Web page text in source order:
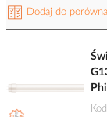
Dodaj do
Kod